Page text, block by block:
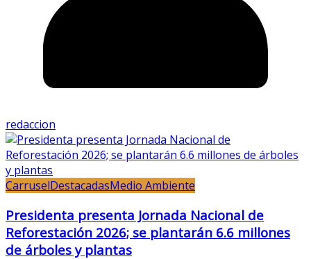
redaccion
CarruselDestacadasMedio Ambiente
Presidenta presenta Jornada Nacional de
Reforestación 2026; se plantarán 6.6 millones
de árboles y plantas